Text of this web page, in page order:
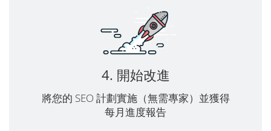
4. 開始改進
將您的 SEO 計劃實施（無需專家）並獲得
每月進度報告